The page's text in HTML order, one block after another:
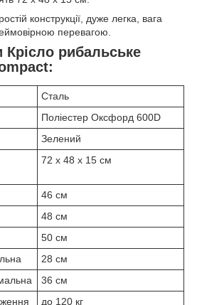
конструкції, дуже легка, вага
перевагою.
Крісло рибальське
Сталь
Поліестер Оксфорд 600D
Зелений
72 х 48 х 15 см
46 см
48 см
50 см
28 см
36 см
до 120 кг